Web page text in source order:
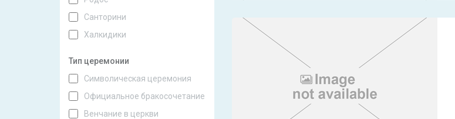
Санторини
Халкидики
Тип церемонии
Символическая церемония
Официальное бракосочетание
Венчание в церкви